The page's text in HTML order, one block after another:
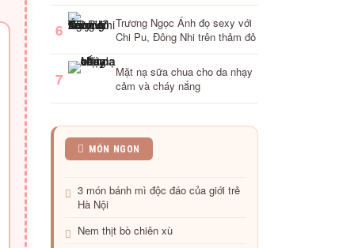
6
Trương Ngọc Ánh đọ sexy với
Chi Pu, Đông Nhi trên thảm đỏ
7
Mặt nạ sữa chua cho da nhạy
cảm và cháy nắng
MÓN NGON
3 món bánh mì độc đáo của giới trẻ
Hà Nội
Nem thịt bò chiên xù